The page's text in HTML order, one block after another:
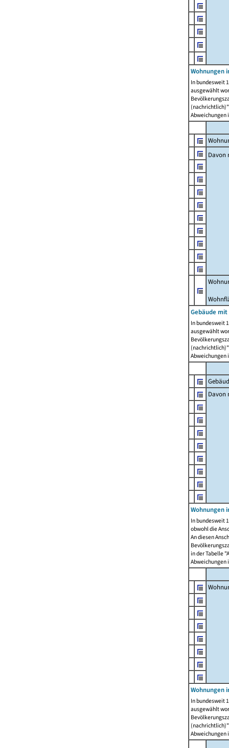
Wohnungen
In bundesweit
ausgewählt
Abweichungen
Davon
Gebäude
In bundesweit
ausgewählt
Abweichungen
Davon
Wohnungen
In bundesweit
obwohl die
An diesen
in der Tabelle
Abweichungen
Wohnungen
In bundesweit
ausgewählt
Abweichungen